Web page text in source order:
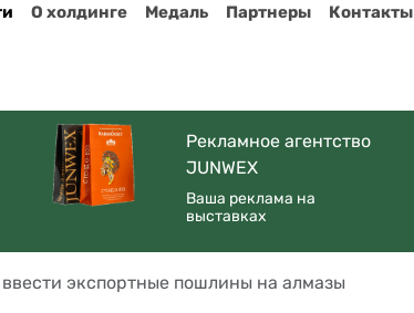
О холдинге Медаль Партнеры Контакты
Рекламное агентство
JUNWEX
Ваша реклама на
выставках
экспортные пошлины на алмазы